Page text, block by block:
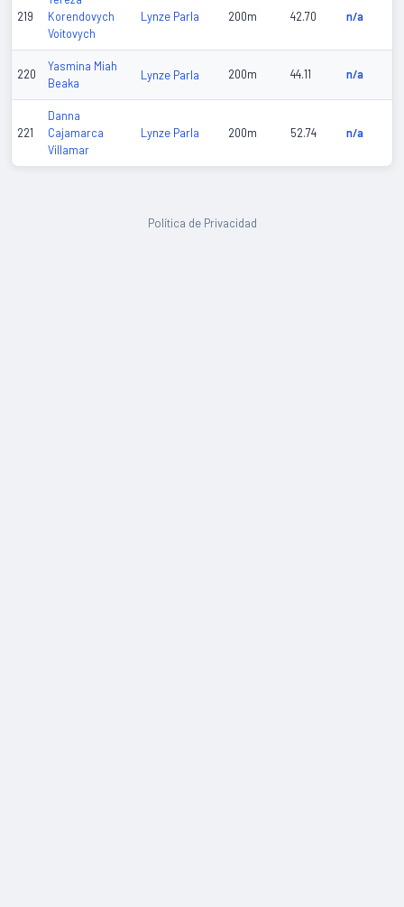
219
Korendovych
Voitovych
Lynze Parla 200m 42.70 n/a
220
Yasmina Miah
Beaka
Lynze Parla 200m 44.11 n/a
221
Danna
Cajamarca
Villamar
Lynze Parla 200m 52.74 n/a
Política de Privacidad